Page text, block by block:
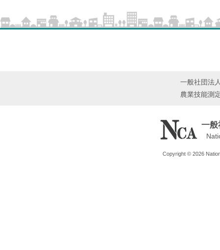
一般社団法
農業技能測
一般
Copyright © 2026